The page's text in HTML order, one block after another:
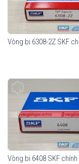
Vòng bi SKF
2 nắp chắn mỡ
trường bụi bẩn và có
Vòng bi 6308-2Z SKF
Vòng bi 6408 SKF chính